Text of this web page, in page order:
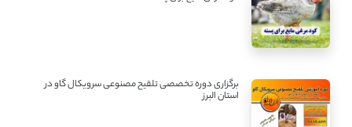
برگزاری دوره تخصصی تلقیح مصنوعی سرویکال گاو در
استان البرز